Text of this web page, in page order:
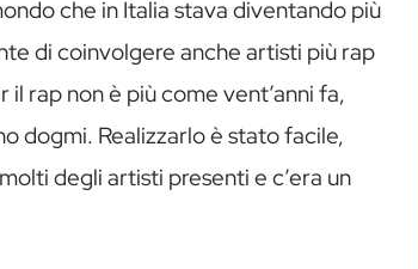
che in Italia stava diventando più
di coinvolgere anche artisti più rap
rap non è più come vent’anni fa,
dogmi. Realizzarlo è stato facile,
degli artisti presenti e c’era un